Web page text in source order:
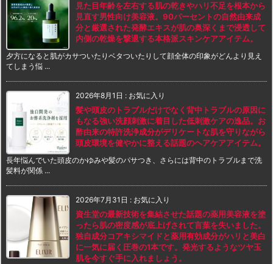
見た目年齢を左右する肌の乾きやハリ不足を根本から
見直す男性向け美容液。90パーセントの自然由来成
分と厳選された発酵エキスが肌の奥深くまで浸透して
内側の乾燥を撃退する本格派スキンケアアイテム。
夕方になると肌がカサついたりベタついたりして顔全体の印象がどんより見え
てしまう悩 ...
2026年8月1日 : お気に入り
髪や頭皮のトラブルだけでなく背中トラブルの原因に
もなる強い洗顔刺激に着目した低刺激ケアの逸品。お
酢由来の特許洗浄成分がデリケートな肌を守りながら
頭皮環境を健やかに整える話題のヘアケアアイテム。
長年悩んでいた頭皮のかゆみや髪のパサつき、さらには背中のトラブルまで洗
髪料が関係 ...
2026年7月31日 : お気に入り
資生堂の最新技術を集結させた話題の薬用美容液を塗
ったら肌の密度感が底上げされて言葉を失いました。
独自成分コアキシマイドと薬用有効成分がハリと美白
に一気に届く圧巻の1本です。発光するようなツヤ玉
肌を今すぐ手に入れましょう。